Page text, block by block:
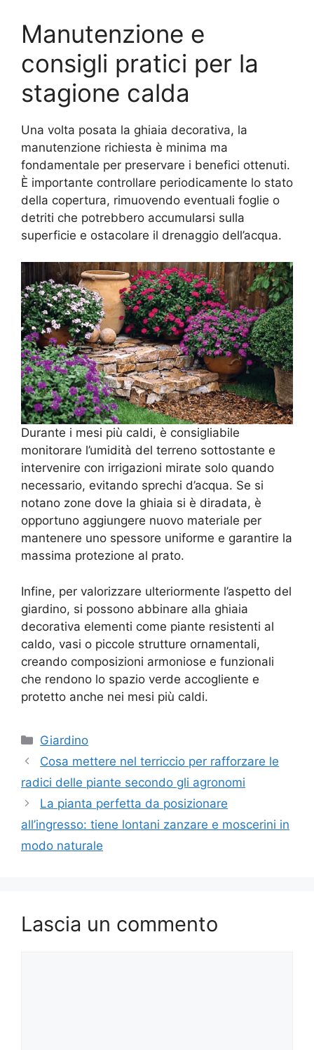
Manutenzione e
consigli pratici per la
stagione calda
Una volta posata la ghiaia decorativa, la
manutenzione richiesta è minima ma
fondamentale per preservare i benefici ottenuti.
È importante controllare periodicamente lo stato
della copertura, rimuovendo eventuali foglie o
detriti che potrebbero accumularsi sulla
superficie e ostacolare il drenaggio dell’acqua.
Durante i mesi più caldi, è consigliabile
monitorare l’umidità del terreno sottostante e
intervenire con irrigazioni mirate solo quando
necessario, evitando sprechi d’acqua. Se si
notano zone dove la ghiaia si è diradata, è
opportuno aggiungere nuovo materiale per
mantenere uno spessore uniforme e garantire la
massima protezione al prato.
Infine, per valorizzare ulteriormente l’aspetto del
giardino, si possono abbinare alla ghiaia
decorativa elementi come piante resistenti al
caldo, vasi o piccole strutture ornamentali,
creando composizioni armoniose e funzionali
che rendono lo spazio verde accogliente e
protetto anche nei mesi più caldi.
Categorie
Giardino
Cosa mettere nel terriccio per rafforzare le
radici delle piante secondo gli agronomi
La pianta perfetta da posizionare
all’ingresso: tiene lontani zanzare e moscerini in
modo naturale
Lascia un commento